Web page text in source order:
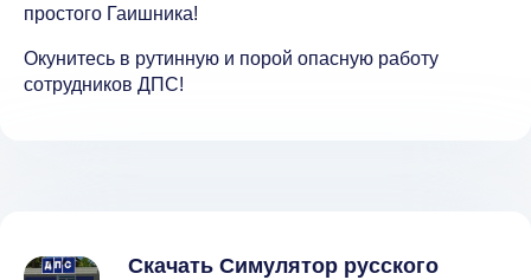
простого Гаишника!
Окунитесь в рутинную и порой опасную работу
сотрудников ДПС!
Скачать Симулятор русского